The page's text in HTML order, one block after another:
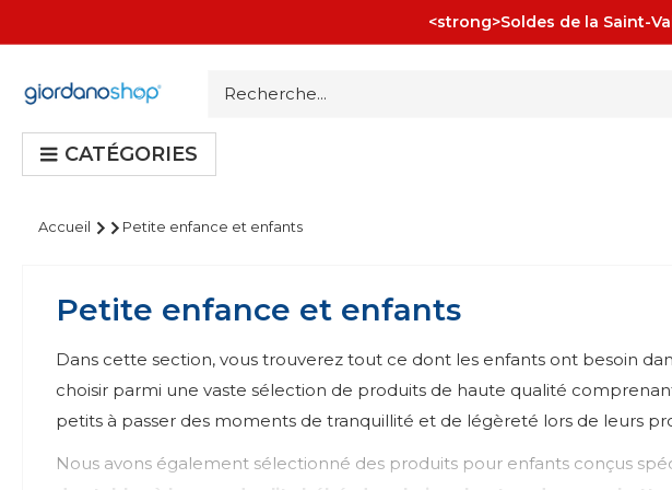
au
<strong>Soldes de la Saint-
Giordano
CATÉGORIES
Accueil Petite enfance et enfants
Petite enfance et enfants
Dans cette section, vous trouverez tout ce dont les enfants ont besoin
choisir parmi une vaste sélection de produits de haute qualité
petits à passer des moments de tranquillité et de légèreté lors de leurs
Nous avons également sélectionné des produits pour enfants conçus